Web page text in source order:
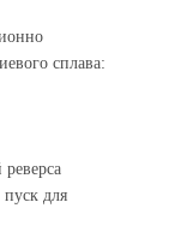
сплава:
для